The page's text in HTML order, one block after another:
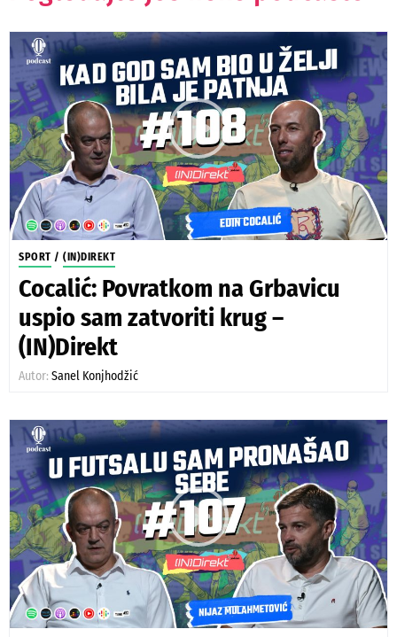
SPORT / (IN)DIREKT
Cocalić: Povratkom na Grbavicu
uspio sam zatvoriti krug –
(IN)Direkt
Autor: Sanel Konjhodžić